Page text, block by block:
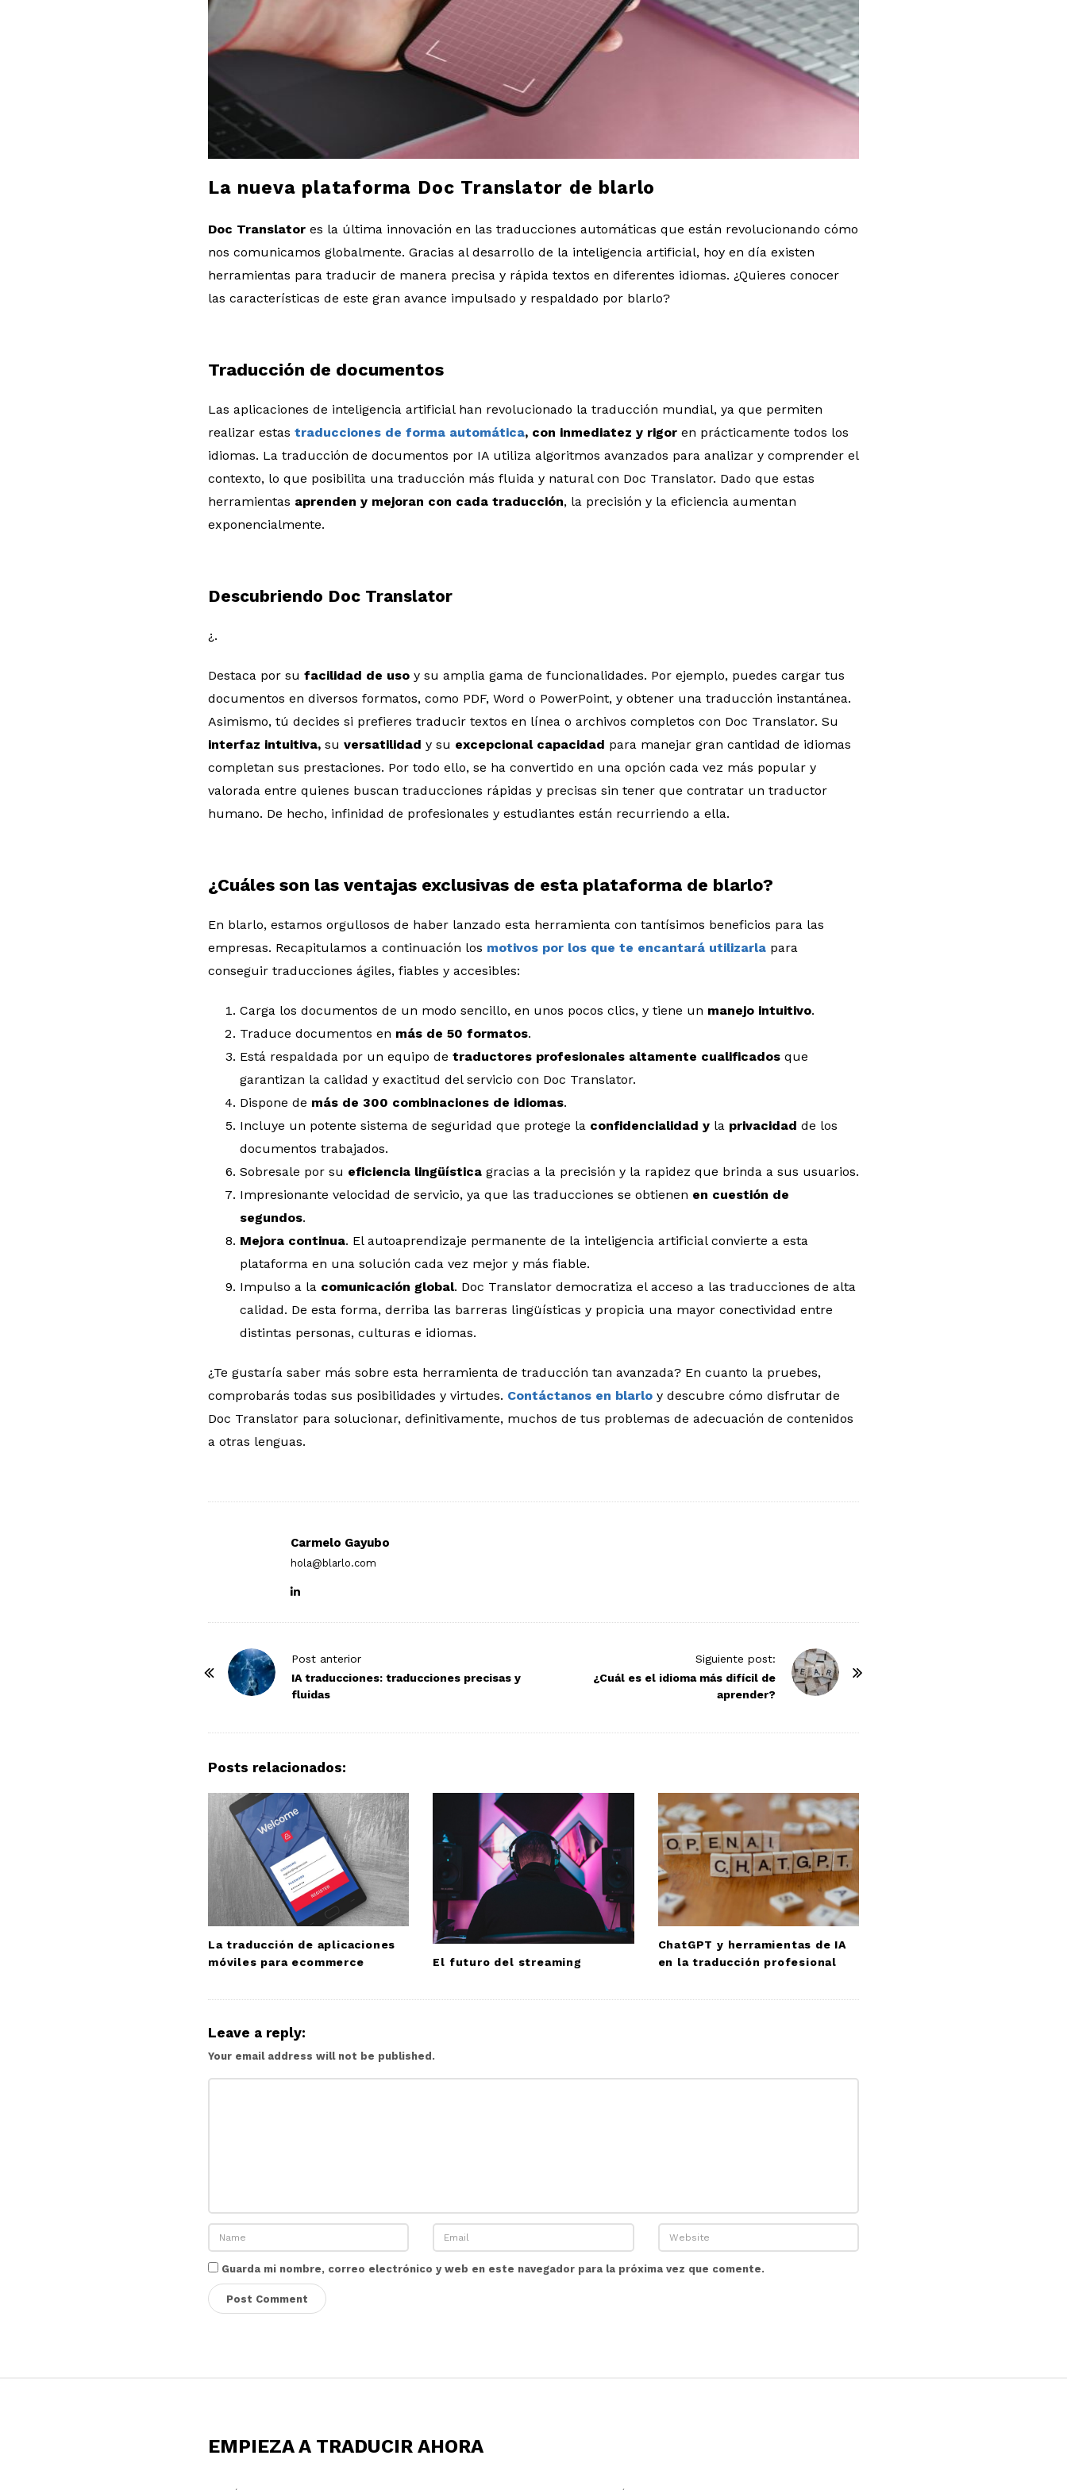
l
o
g
La nueva plataforma Doc Translator de blarlo
Doc Translator es la última innovación en las traducciones automáticas que están revolucionando cómo
nos comunicamos globalmente. Gracias al desarrollo de la inteligencia artificial, hoy en día existen
herramientas para traducir de manera precisa y rápida textos en diferentes idiomas. ¿Quieres conocer
las características de este gran avance impulsado y respaldado por blarlo?
Traducción de documentos
Las aplicaciones de inteligencia artificial han revolucionado la traducción mundial, ya que permiten
realizar estas traducciones de forma automática, con inmediatez y rigor en prácticamente todos los
idiomas. La traducción de documentos por IA utiliza algoritmos avanzados para analizar y comprender el
contexto, lo que posibilita una traducción más fluida y natural con Doc Translator. Dado que estas
herramientas aprenden y mejoran con cada traducción, la precisión y la eficiencia aumentan
exponencialmente.
Descubriendo Doc Translator
¿.
Destaca por su facilidad de uso y su amplia gama de funcionalidades. Por ejemplo, puedes cargar tus
documentos en diversos formatos, como PDF, Word o PowerPoint, y obtener una traducción instantánea.
Asimismo, tú decides si prefieres traducir textos en línea o archivos completos con Doc Translator. Su
interfaz intuitiva, su versatilidad y su excepcional capacidad para manejar gran cantidad de idiomas
completan sus prestaciones. Por todo ello, se ha convertido en una opción cada vez más popular y
valorada entre quienes buscan traducciones rápidas y precisas sin tener que contratar un traductor
humano. De hecho, infinidad de profesionales y estudiantes están recurriendo a ella.
¿Cuáles son las ventajas exclusivas de esta plataforma de blarlo?
En blarlo, estamos orgullosos de haber lanzado esta herramienta con tantísimos beneficios para las
empresas. Recapitulamos a continuación los motivos por los que te encantará utilizarla para
conseguir traducciones ágiles, fiables y accesibles:
Carga los documentos de un modo sencillo, en unos pocos clics, y tiene un manejo intuitivo.
Traduce documentos en más de 50 formatos.
Está respaldada por un equipo de traductores profesionales altamente cualificados que
garantizan la calidad y exactitud del servicio con Doc Translator.
Dispone de más de 300 combinaciones de idiomas.
Incluye un potente sistema de seguridad que protege la confidencialidad y la privacidad de los
documentos trabajados.
Sobresale por su eficiencia lingüística gracias a la precisión y la rapidez que brinda a sus usuarios.
Impresionante velocidad de servicio, ya que las traducciones se obtienen en cuestión de
segundos.
Mejora continua. El autoaprendizaje permanente de la inteligencia artificial convierte a esta
plataforma en una solución cada vez mejor y más fiable.
Impulso a la comunicación global. Doc Translator democratiza el acceso a las traducciones de alta
calidad. De esta forma, derriba las barreras lingüísticas y propicia una mayor conectividad entre
distintas personas, culturas e idiomas.
¿Te gustaría saber más sobre esta herramienta de traducción tan avanzada? En cuanto la pruebes,
comprobarás todas sus posibilidades y virtudes. Contáctanos en blarlo y descubre cómo disfrutar de
Doc Translator para solucionar, definitivamente, muchos de tus problemas de adecuación de contenidos
a otras lenguas.
Carmelo Gayubo
hola@blarlo.com
Post anterior
IA traducciones: traducciones precisas y
fluidas
Siguiente post:
¿Cuál es el idioma más difícil de
aprender?
Posts relacionados:
La traducción de aplicaciones
móviles para ecommerce
El futuro del streaming
ChatGPT y herramientas de IA
en la traducción profesional
Leave a reply:
Your email address will not be published.
Guarda mi nombre, correo electrónico y web en este navegador para la próxima vez que comente.
EMPIEZA A TRADUCIR AHORA